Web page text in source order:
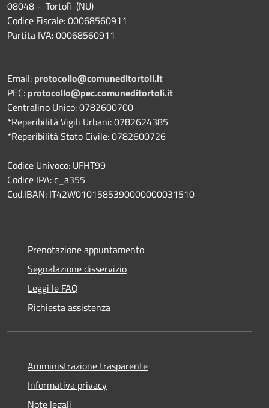
08048 - Tortolì (NU)
Codice Fiscale: 00068560911
Partita IVA: 00068560911
Email: protocollo@comuneditortoli.it
PEC: protocollo@pec.comuneditortoli.it
Centralino Unico: 0782600700
*Reperibilità Vigili Urbani: 0782624385
*Reperibilità Stato Civile: 0782600726
Codice Univoco: UFHT99
Codice IPA: c_a355
Cod.IBAN: IT42W0101585390000000031510
Prenotazione appuntamento
Segnalazione disservizio
Leggi le FAQ
Richiesta assistenza
Amministrazione trasparente
Informativa privacy
Note legali